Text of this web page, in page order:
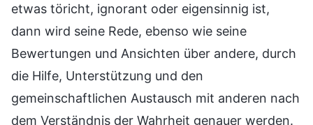
etwas töricht, ignorant oder eigensinnig ist,
dann wird seine Rede, ebenso wie seine
Bewertungen und Ansichten über andere, durch
die Hilfe, Unterstützung und den
gemeinschaftlichen Austausch mit anderen nach
dem Verständnis der Wahrheit genauer werden.